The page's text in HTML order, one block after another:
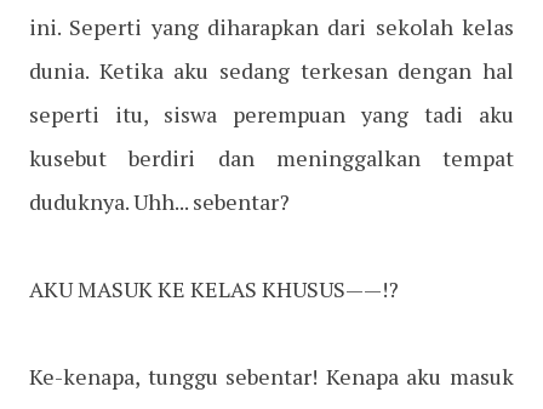
ini. Seperti yang diharapkan dari sekolah kelas
dunia. Ketika aku sedang terkesan dengan hal
seperti itu, siswa perempuan yang tadi aku
kusebut berdiri dan meninggalkan tempat
duduknya. Uhh... sebentar?
AKU MASUK KE KELAS KHUSUS——!?
Ke-kenapa, tunggu sebentar! Kenapa aku masuk